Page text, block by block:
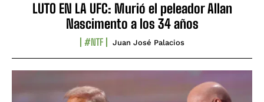
LUTO EN LA UFC: Murió el peleador Allan
Nascimento a los 34 años
#NTF Juan José Palacios